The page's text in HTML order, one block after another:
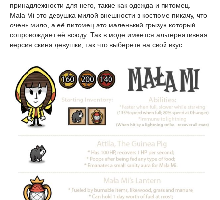
принадлежности для него, такие как одежда и питомец.
Mala Mi это девушка милой внешности в костюме пикачу, что
очень мило, а её питомец это маленький грызун который
сопровождает её всюду. Так в моде имеется альтернативная
версия скина девушки, так что выберете на свой вкус.